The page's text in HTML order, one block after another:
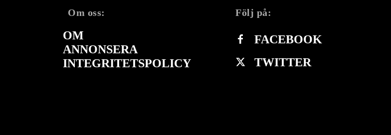
Om oss:
OM
ANNONSERA
INTEGRITETSPOLICY
Följ på:
FACEBOOK
TWITTER